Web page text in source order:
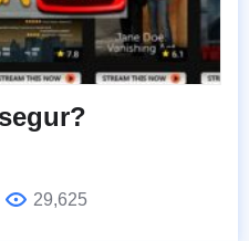
29,625